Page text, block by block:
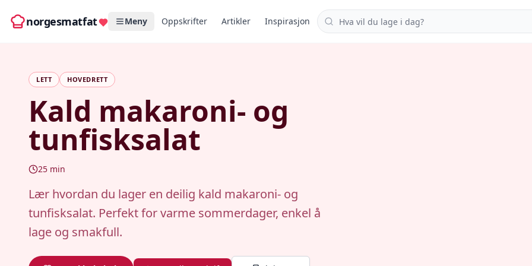
norgesmatfat Meny Oppskrifter Artikler Inspirasjon Søk i oppskrifter
LETT HOVEDRETT
Kald makaroni- og
tunfisksalat
25 min
Lær hvordan du lager en deilig kald makaroni- og
tunfisksalat. Perfekt for varme sommerdager, enkel å
lage og smakfull.